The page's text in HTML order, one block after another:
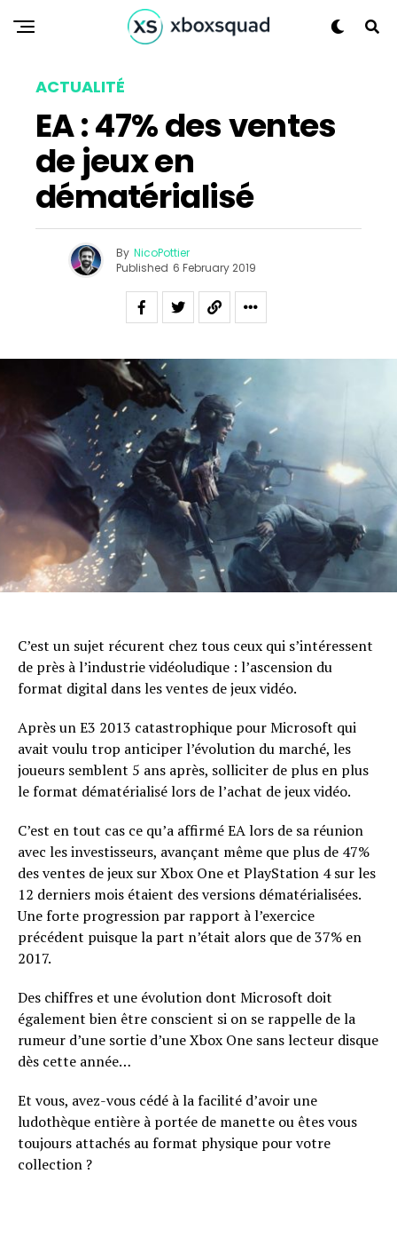
ACTUALITÉ
EA : 47% des ventes
de jeux en
dématérialisé
By NicoPottier
Published 6 February 2019
C’est un sujet récurent chez tous ceux qui s’intéressent
de près à l’industrie vidéoludique : l’ascension du
format digital dans les ventes de jeux vidéo.
Après un E3 2013 catastrophique pour Microsoft qui
avait voulu trop anticiper l’évolution du marché, les
joueurs semblent 5 ans après, solliciter de plus en plus
le format dématérialisé lors de l’achat de jeux vidéo.
C’est en tout cas ce qu’a affirmé EA lors de sa réunion
avec les investisseurs, avançant même que plus de 47%
des ventes de jeux sur Xbox One et PlayStation 4 sur les
12 derniers mois étaient des versions dématérialisées.
Une forte progression par rapport à l’exercice
précédent puisque la part n’était alors que de 37% en
2017.
Des chiffres et une évolution dont Microsoft doit
également bien être conscient si on se rappelle de la
rumeur d’une sortie d’une Xbox One sans lecteur disque
dès cette année…
Et vous, avez-vous cédé à la facilité d’avoir une
ludothèque entière à portée de manette ou êtes vous
toujours attachés au format physique pour votre
collection ?